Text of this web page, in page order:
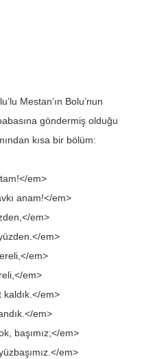
Mestan’ın Bolu’nun
göndermiş olduğu
kısa bir bölüm:
em>
anam!</em>
em>
em>
em>
em>
em>
em>
başımız;</em>
em>